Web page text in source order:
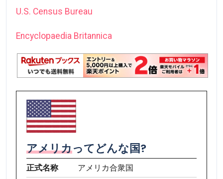
U.S. Census Bureau
Encyclopaedia Britannica
アメリカってどんな国?
正式名称
アメリカ合衆国